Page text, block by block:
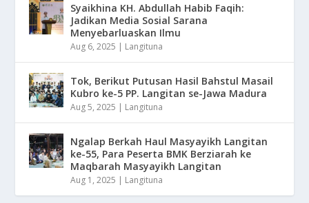
Syaikhina KH. Abdullah Habib Faqih:
Jadikan Media Sosial Sarana
Menyebarluaskan Ilmu
Aug 6, 2025 | Langituna
Tok, Berikut Putusan Hasil Bahstul Masail
Kubro ke-5 PP. Langitan se-Jawa Madura
Aug 5, 2025 | Langituna
Ngalap Berkah Haul Masyayikh Langitan
ke-55, Para Peserta BMK Berziarah ke
Maqbarah Masyayikh Langitan
Aug 1, 2025 | Langituna